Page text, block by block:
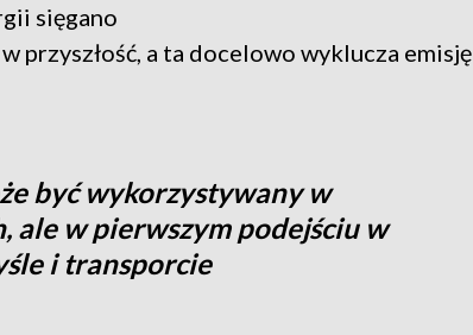
sięgano
przyszłość, a ta docelowo wyklucza emisję
być wykorzystywany w
ale w pierwszym podejściu w
i transporcie